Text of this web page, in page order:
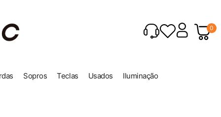
0
Sopros Teclas Usados Iluminação